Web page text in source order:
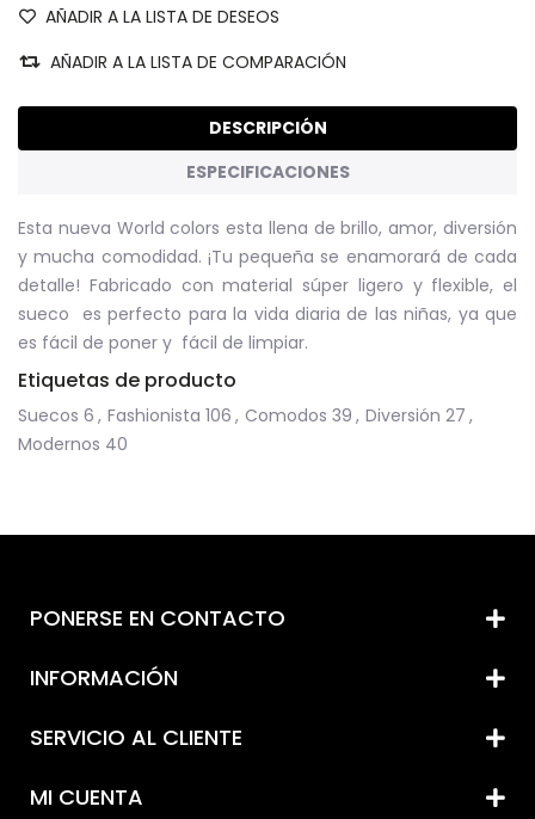
AÑADIR A LA LISTA DE DESEOS
AÑADIR A LA LISTA DE COMPARACIÓN
DESCRIPCIÓN
ESPECIFICACIONES
Esta nueva World colors esta llena de brillo, amor, diversión
y mucha comodidad. ¡Tu pequeña se enamorará de cada
detalle! Fabricado con material súper ligero y flexible, el
sueco es perfecto para la vida diaria de las niñas, ya que
es fácil de poner y fácil de limpiar.
Etiquetas de producto
Suecos 6 , Fashionista 106 , Comodos 39 , Diversión 27 ,
Modernos 40
PONERSE EN CONTACTO
INFORMACIÓN
SERVICIO AL CLIENTE
MI CUENTA